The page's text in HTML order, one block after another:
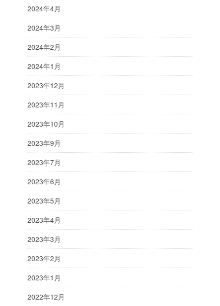
2024年4月
2024年3月
2024年2月
2024年1月
2023年12月
2023年11月
2023年10月
2023年9月
2023年7月
2023年6月
2023年5月
2023年4月
2023年3月
2023年2月
2023年1月
2022年12月